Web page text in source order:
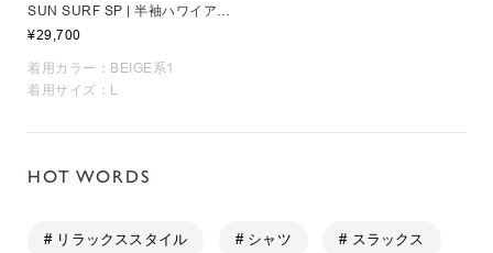
¥29,700
着用カラー：BEIGE系1
着用サイズ：L
HOT WORDS
# リラックススタイル # シャツ # スラックス